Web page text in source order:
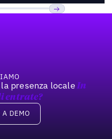
presenza locale In
entrate?
A DEMO